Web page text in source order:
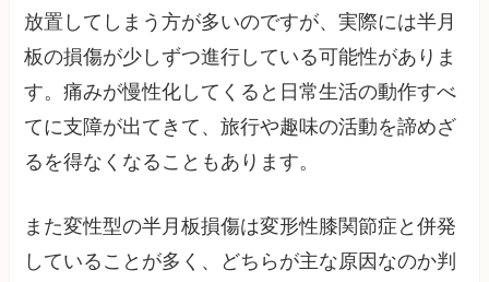
放置してしまう方が多いのですが、実際には半月
板の損傷が少しずつ進行している可能性がありま
す。痛みが慢性化してくると日常生活の動作すべ
てに支障が出てきて、旅行や趣味の活動を諦めざ
るを得なくなることもあります。
また変性型の半月板損傷は変形性膝関節症と併発
していることが多く、どちらが主な原因なのか判